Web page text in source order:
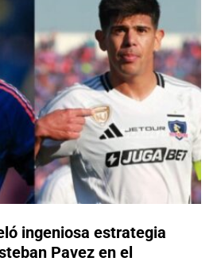
ingeniosa estrategia
Pavez en el